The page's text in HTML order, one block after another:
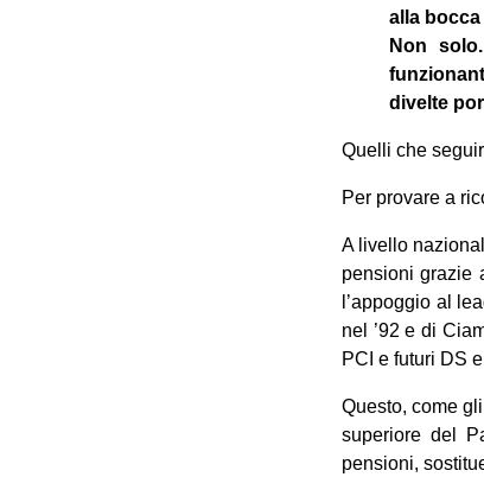
alla
Non
divelte
Quelli che
Per provare a
A livello
pensioni grazie
l’appoggio al
nel ’92 e di
PCI e futuri DS
Questo, come
superiore del
pensioni,